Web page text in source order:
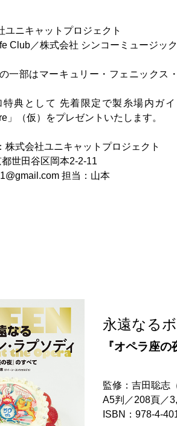
ユニキャットプロジェクト
Club／株式会社 シンコーミュージッ
一部はマーキュリー・フェニックス
典として 先着限定で製糸場内ガ
」（仮）をプレゼントいたします。
株式会社ユニキャットプロジェクト
世田谷区岡本2-2-11
担当：山本
永遠なる
『オペラ座
監修：吉田聡志
A5判／208頁／
ISBN：978-4-